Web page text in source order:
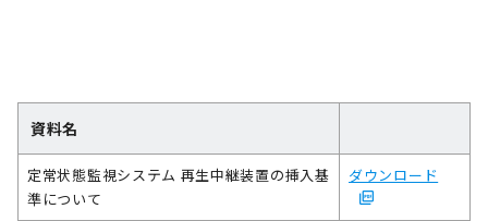
資料名
定常状態監視システム 再生中継装置の挿入基
準について
ダウンロード